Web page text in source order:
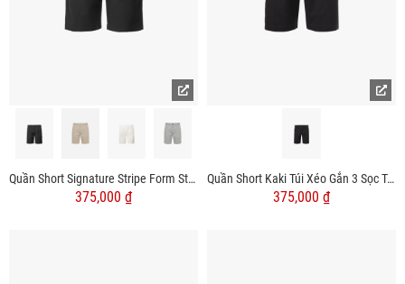
Quần Short Signature Stripe Form Straight QS088
375,000 ₫
Quần Short Kaki Túi Xéo Gắn 3 Sọc Túi Sau Form Straight QS062
375,000 ₫